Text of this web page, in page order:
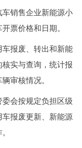
销售企业新能源小
票价格和日期。
报废、转出和新能
实与查询，统计报
审核情况。
会按规定负担区级
报废更新、新能源